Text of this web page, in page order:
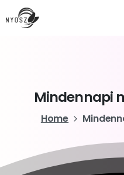
Mindennapi
Home